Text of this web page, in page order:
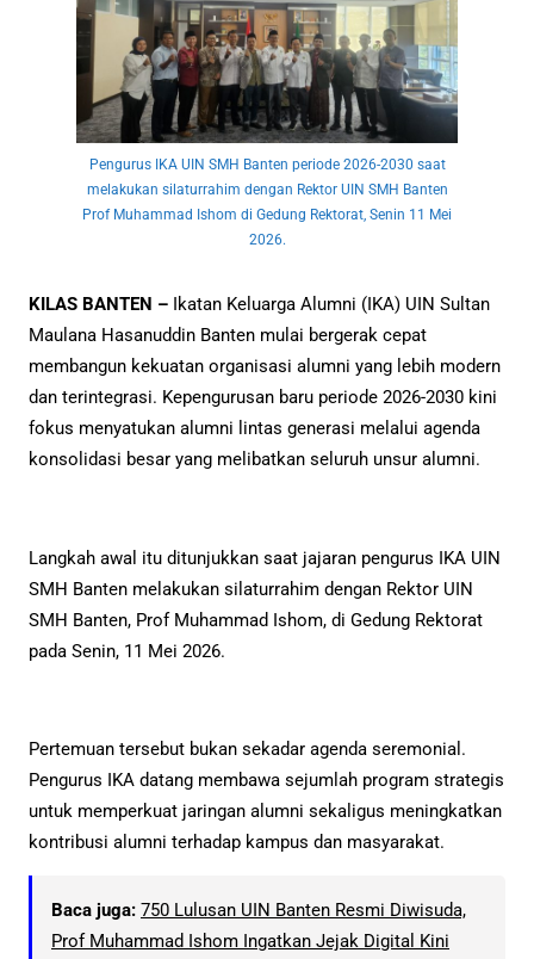
Pengurus IKA UIN SMH Banten periode 2026-2030 saat
melakukan silaturrahim dengan Rektor UIN SMH Banten
Prof Muhammad Ishom di Gedung Rektorat, Senin 11 Mei
2026.
KILAS BANTEN – Ikatan Keluarga Alumni (IKA) UIN Sultan
Maulana Hasanuddin Banten mulai bergerak cepat
membangun kekuatan organisasi alumni yang lebih modern
dan terintegrasi. Kepengurusan baru periode 2026-2030 kini
fokus menyatukan alumni lintas generasi melalui agenda
konsolidasi besar yang melibatkan seluruh unsur alumni.
Langkah awal itu ditunjukkan saat jajaran pengurus IKA UIN
SMH Banten melakukan silaturrahim dengan Rektor UIN
SMH Banten, Prof Muhammad Ishom, di Gedung Rektorat
pada Senin, 11 Mei 2026.
Pertemuan tersebut bukan sekadar agenda seremonial.
Pengurus IKA datang membawa sejumlah program strategis
untuk memperkuat jaringan alumni sekaligus meningkatkan
kontribusi alumni terhadap kampus dan masyarakat.
Baca juga: 750 Lulusan UIN Banten Resmi Diwisuda,
Prof Muhammad Ishom Ingatkan Jejak Digital Kini